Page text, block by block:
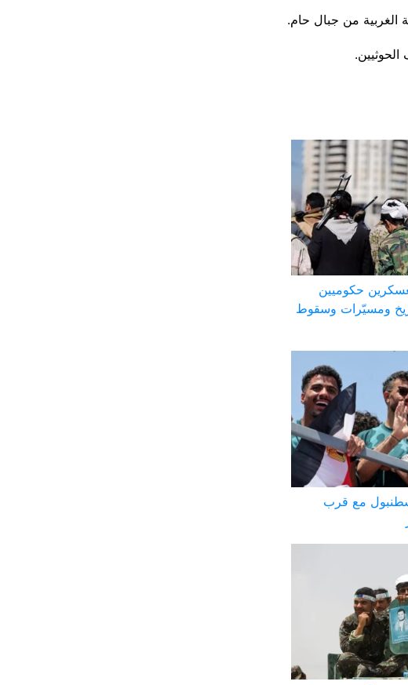
الغربية من جبال حام.
حكوميين
ومسيّرات وسقوط
مع قرب